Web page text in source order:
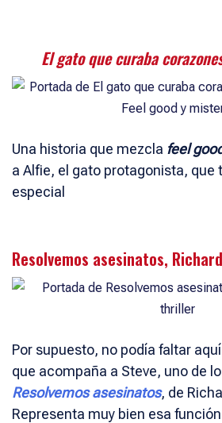
El gato que curaba
Una historia que mezcla feel
a Alfie, el gato protagonista, que
especial
Resolvemos asesinatos,
Por supuesto, no podía faltar aquí
que acompaña a Steve, uno de
Resolvemos asesinatos, de
Representa muy bien esa